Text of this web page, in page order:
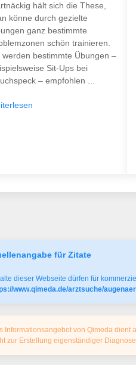
hält sich die These,
könne durch gezielte
ganz bestimmte
schön trainieren.
werden bestimmte Übungen –
Sit-Ups bei
– empfohlen ...
für Zitate
dieser Webseite dürfen für
www.qimeda.de/arztsuche/
Informationsangebot von Qimeda dient
zur Erstellung eigenständiger